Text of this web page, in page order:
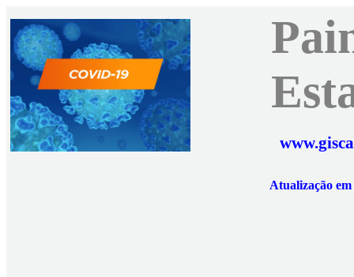
Atualização